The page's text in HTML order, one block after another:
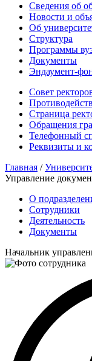
Сведения об
Новости и
Об
Структура
Программы
Документы
Эндаумент-
Совет
Страница
Обращения
Телефонный
Реквизиты и
Главная /
Управление
О
Сотрудники
Деятельность
Документы
Начальник